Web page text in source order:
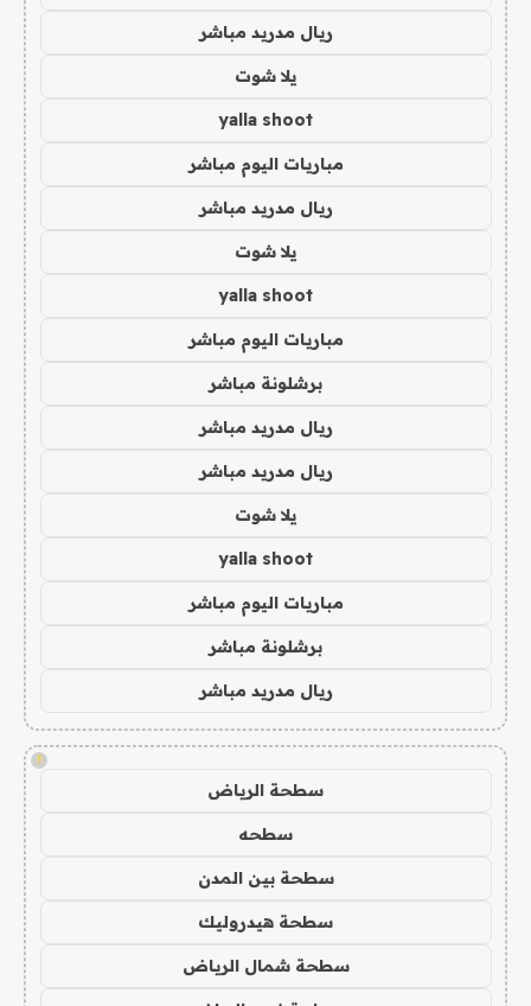
ريال مدريد مباشر
يلا شوت
yalla shoot
مباريات اليوم مباشر
ريال مدريد مباشر
يلا شوت
yalla shoot
مباريات اليوم مباشر
برشلونة مباشر
ريال مدريد مباشر
ريال مدريد مباشر
يلا شوت
yalla shoot
مباريات اليوم مباشر
برشلونة مباشر
ريال مدريد مباشر
!
سطحة الرياض
سطحه
سطحة بين المدن
سطحة هيدروليك
سطحة شمال الرياض